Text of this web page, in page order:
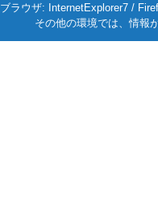
ブラウザ: InternetExplorer7 /
その他の環境では、情報